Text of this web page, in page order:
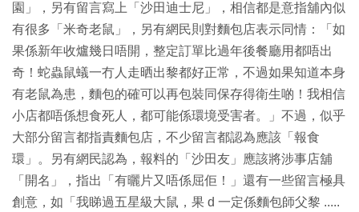
園」，另有留言寫上「沙田迪士尼」，相信都是意指舖內似
有很多「米奇老鼠」，另有網民則對麵包店表示同情：「如
果係新年收爐幾日唔開，整定訂單比過年後餐廳用都唔出
奇！蛇蟲鼠蟻一冇人走晒出黎都好正常，不過如果知道本身
有老鼠為患，麵包的確可以再包裝同保存得衛生啲！我相信
小店都唔係想食死人，都可能係環境受害者。」不過，似乎
大部分留言都指責麵包店，不少留言都認為應該「報食
環」。另有網民認為，報料的「沙田友」應該將涉事店舖
「開名」，指出「有曬片又唔係屈佢！」還有一些留言極具
創意，如「我睇過五星級大鼠，果 d 一定係麵包師父黎 .....